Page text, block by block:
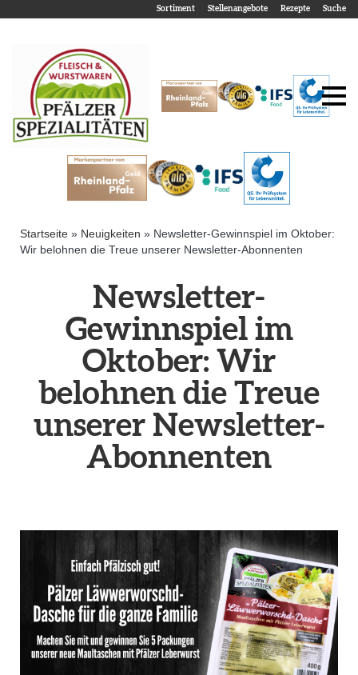
Sortiment Stellenangebote Rezepte Suche
Startseite » Neuigkeiten » Newsletter-Gewinnspiel im Oktober:
Wir belohnen die Treue unserer Newsletter-Abonnenten
Newsletter-
Gewinnspiel im
Oktober: Wir
belohnen die Treue
unserer Newsletter-
Abonnenten